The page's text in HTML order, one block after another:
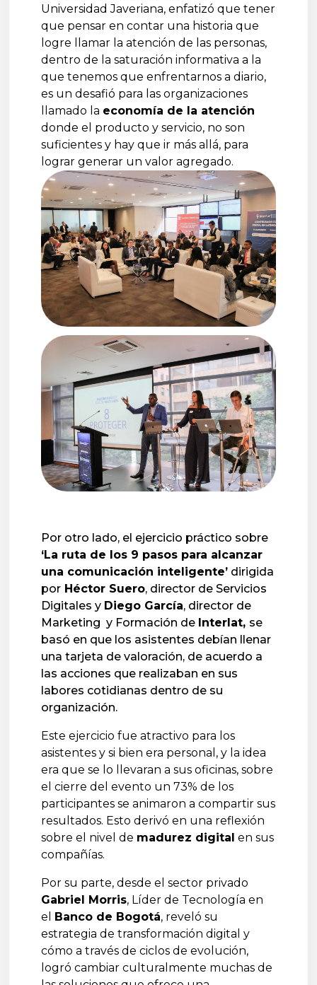
Universidad Javeriana, enfatizó que tener
que pensar en contar una historia que
logre llamar la atención de las personas,
dentro de la saturación informativa a la
que tenemos que enfrentarnos a diario,
es un desafió para las organizaciones
llamado la economía de la atención
donde el producto y servicio, no son
suficientes y hay que ir más allá, para
lograr generar un valor agregado.
Por otro lado, el ejercicio práctico sobre
‘La ruta de los 9 pasos para alcanzar
una comunicación inteligente’ dirigida
por Héctor Suero, director de Servicios
Digitales y Diego García, director de
Marketing y Formación de Interlat, se
basó en que los asistentes debían llenar
una tarjeta de valoración, de acuerdo a
las acciones que realizaban en sus
labores cotidianas dentro de su
organización.
Este ejercicio fue atractivo para los
asistentes y si bien era personal, y la idea
era que se lo llevaran a sus oficinas, sobre
el cierre del evento un 73% de los
participantes se animaron a compartir sus
resultados. Esto derivó en una reflexión
sobre el nivel de madurez digital en sus
compañías.
Por su parte, desde el sector privado
Gabriel Morris, Líder de Tecnología en
el Banco de Bogotá, reveló su
estrategia de transformación digital y
cómo a través de ciclos de evolución,
logró cambiar culturalmente muchas de